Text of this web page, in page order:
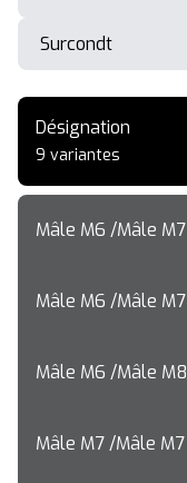
Désignation
9 variantes
Mâle M6 /Mâle M7
Mâle M6 /Mâle M7
Mâle M6 /Mâle M8
Mâle M7 /Mâle M7